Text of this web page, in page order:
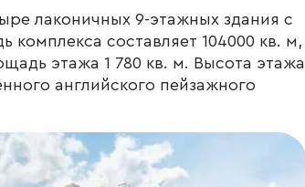
лаконичных 9-этажных здания с
составляет 104000 кв. м,
этажа 1 780 кв. м. Высота этажа
английского пейзажного